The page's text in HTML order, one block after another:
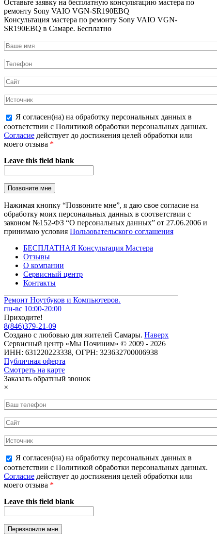
Оставьте заявку на бесплатную консультацию мастера по
ремонту Sony VAIO VGN-SR190EBQ
Консультация мастера по ремонту Sony VAIO VGN-
SR190EBQ в Самаре. Бесплатно
Я согласен(на) на обработку персональных данных в
соответствии с Политикой обработки персональных данных.
Согласие действует до достижения целей обработки или
моего отзыва *
Leave this field blank
Нажимая кнопку “Позвоните мне”, я даю свое согласие на
обработку моих персональных данных в соответствии с
законом №152-ФЗ “О персональных данных” от 27.06.2006 и
принимаю условия Пользовательского соглашения
БЕСПЛАТНАЯ Консультация Мастера
Отзывы
О компании
Сервисный центр
Контакты
Ремонт Ноутбуков и Компьютеров.
пн-вс 10:00-20:00
Приходите!
8(846)379-21-09
Создано с любовью для жителей Самары. Наверх
Сервисный центр «Мы Починим» © 2009 - 2026
ИНН: 631220223338, ОГРН: 323632700006938
Публичная оферта
Смотреть на карте
Заказать обратный звонок
×
Я согласен(на) на обработку персональных данных в
соответствии с Политикой обработки персональных данных.
Согласие действует до достижения целей обработки или
моего отзыва *
Leave this field blank